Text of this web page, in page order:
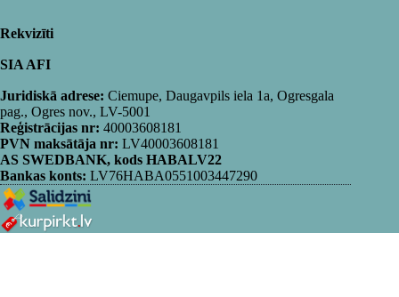
Rekvizīti
SIA AFI
Juridiskā adrese: Ciemupe, Daugavpils iela 1a, Ogresgala
pag., Ogres nov., LV-5001
Reģistrācijas nr: 40003608181
PVN maksātāja nr: LV40003608181
AS SWEDBANK, kods HABALV22
Bankas konts: LV76HABA0551003447290